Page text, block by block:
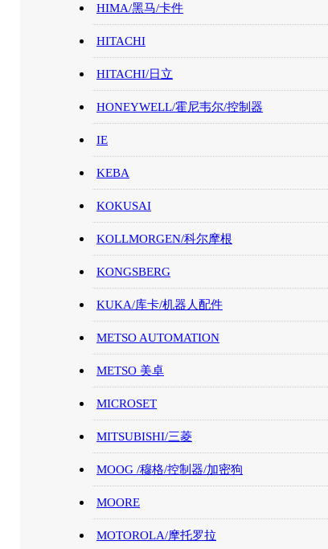
HIMA/黑马/卡件
HITACHI
HITACHI/日立
HONEYWELL/霍尼韦尔/控制器
IE
KEBA
KOKUSAI
KOLLMORGEN/科尔摩根
KONGSBERG
KUKA/库卡/机器人配件
METSO AUTOMATION
METSO 美卓
MICROSET
MITSUBISHI/三菱
MOOG /穆格/控制器/加密狗
MOORE
MOTOROLA/摩托罗拉